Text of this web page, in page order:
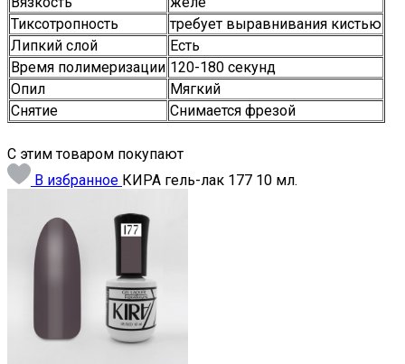
Тиксотропность
требует выравнивания кистью
Липкий слой
Есть
Время полимеризации 120-180 секунд
Опил
Мягкий
Снятие
Cнимается фрезой
С этим товаром покупают
В избранное КИРА гель-лак 177 10 мл.